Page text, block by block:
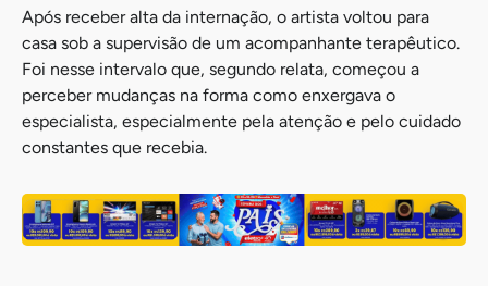
Após receber alta da internação, o artista voltou para
casa sob a supervisão de um acompanhante terapêutico.
Foi nesse intervalo que, segundo relata, começou a
perceber mudanças na forma como enxergava o
especialista, especialmente pela atenção e pelo cuidado
constantes que recebia.